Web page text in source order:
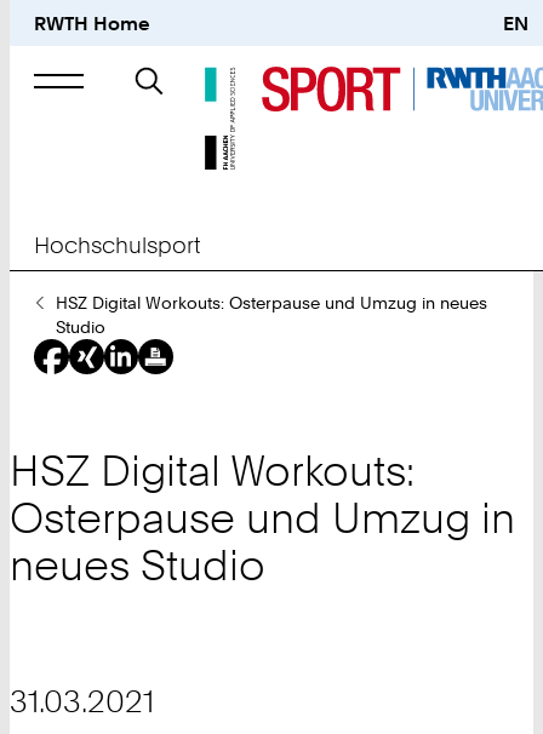
RWTH Home EN
Suche
nach
Hochschulsport
Sie
sind
hier:
HSZ Digital Workouts: Osterpause und Umzug in neues
Studio
HSZ Digital Workouts:
Osterpause und Umzug in
neues Studio
31.03.2021